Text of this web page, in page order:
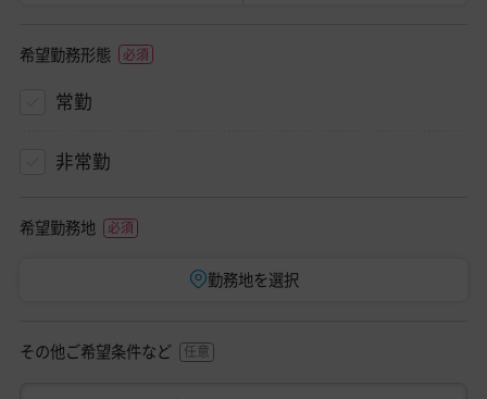
希望勤務形態
常勤
非常勤
希望勤務地
勤務地を選択
その他ご希望条件など